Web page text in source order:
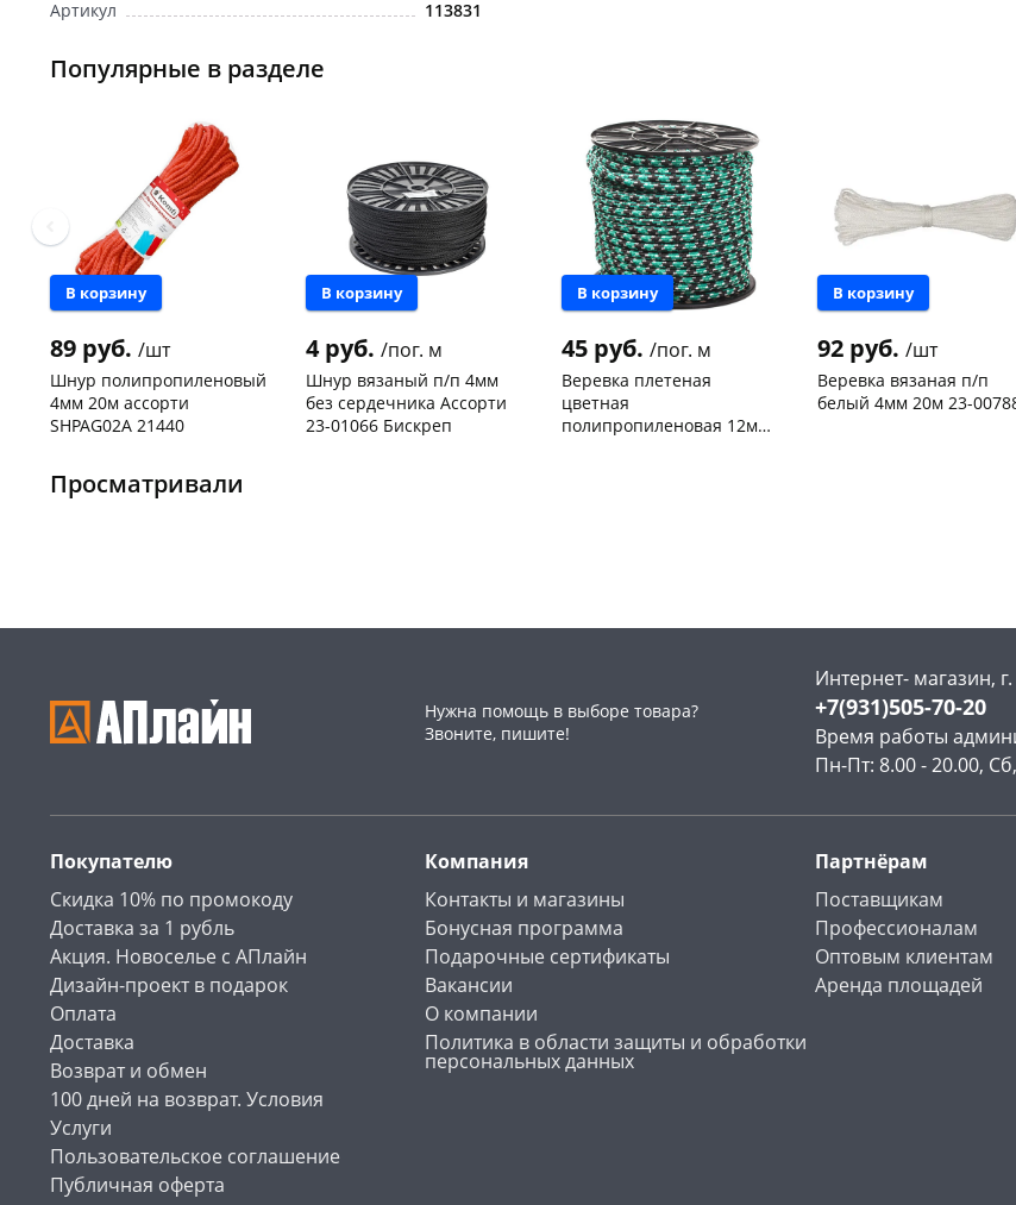
Артикул
113831
Популярные в разделе
В корзину
89 руб. /шт
Шнур полипропиленовый
4мм 20м ассорти
SHPAG02A 21440
147а
Конева, 36
4 шт
В корзину
4 руб. /пог. м
Шнур вязаный п/п 4мм
без сердечника Ассорти
23-01066 Бискреп
В корзину
45 руб. /пог. м
Веревка плетеная
цветная
полипропиленовая 12мм
В корзину
92 руб. /шт
Веревка вязаная п/п
белый 4мм 20м 23-
Просматривали
Нужна помощь в выборе товара?
Звоните, пишите!
Интернет- магазин,
+7(931)505-70-20
Время работы
Пн-Пт: 8.00 - 20.00,
Покупателю
Скидка 10% по промокоду
Доставка за 1 рубль
Акция. Новоселье с АПлайн
Дизайн-проект в подарок
Оплата
Доставка
Возврат и обмен
100 дней на возврат. Условия
Услуги
Пользовательское соглашение
Публичная оферта
Компания
Контакты и магазины
Бонусная программа
Подарочные сертификаты
Вакансии
О компании
Политика в области защиты и обработки
персональных данных
Партнёрам
Поставщикам
Профессионалам
Оптовым клиентам
Аренда площадей
раз в 2 недели